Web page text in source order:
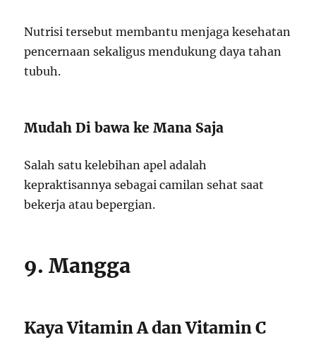
Nutrisi tersebut membantu menjaga kesehatan
pencernaan sekaligus mendukung daya tahan
tubuh.
Mudah Di bawa ke Mana Saja
Salah satu kelebihan apel adalah
kepraktisannya sebagai camilan sehat saat
bekerja atau bepergian.
9. Mangga
Kaya Vitamin A dan Vitamin C